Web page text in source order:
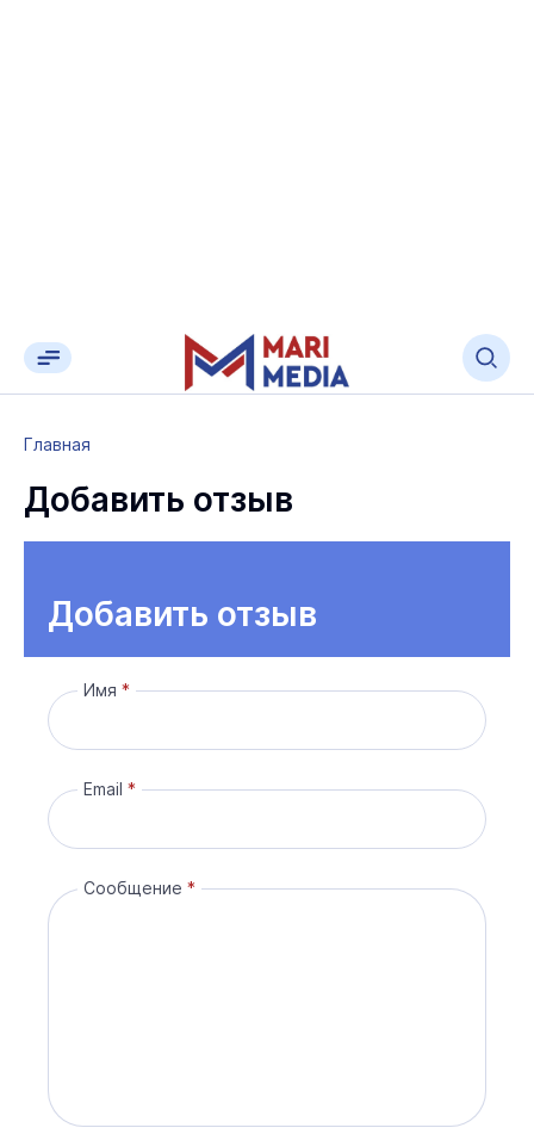
Главная
Добавить отзыв
Добавить отзыв
Имя
Email
Сообщение